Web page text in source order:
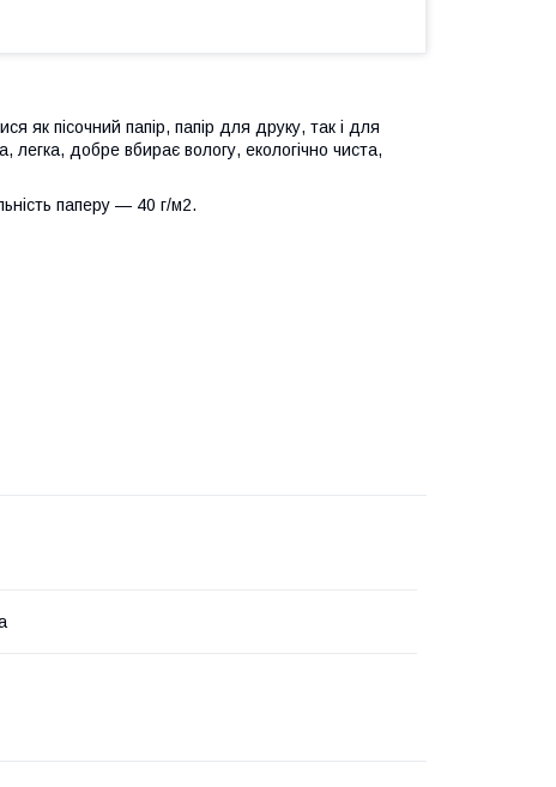
як пісочний папір, папір для друку, так і для
легка, добре вбирає вологу, екологічно чиста,
паперу — 40 г/м2.